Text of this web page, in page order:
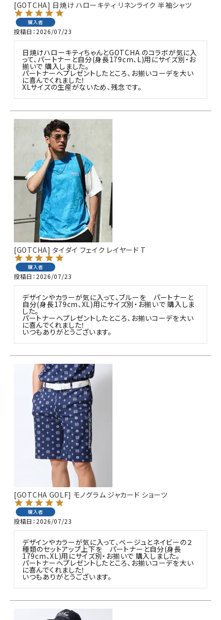
[GOTCHA] 日焼け ハローキティ リネンライク 半袖シャツ
購入者
投稿日 2026/07/23
日焼けハローキティちゃんとGOTCHA のコラボが気に入
って、パートナーと自分(身長179cm、L)用にサイズ別・お
揃いで 購入しました。
パートナーへプレゼントしたところ、お揃いコーデを大い
に喜んでくれました！
XLサイズの生産がないため、残念です。
[GOTCHA] タイダイ フェイク レイヤード T
購入者
投稿日 2026/07/23
デザインやカラーが気に入って、ブルーを　パートナーと
自分(身長179cm、XL)用にサイズ別・お揃いで 購入しま
した。
パートナーへプレゼントしたところ、お揃いコーデを大い
に喜んでくれました！
いつもありがとうございます。
[GOTCHA GOLF] モノグラム ジャカード ショーツ
購入者
投稿日 2026/07/23
デザインやカラーが気に入って、ベージュとネイビーの２
種類のセットアップ上下を　パートナーと自分(身長
179cm、XL)用にサイズ別・お揃いで 購入しました。
パートナーへプレゼントしたところ、お揃いコーデを大い
に喜んでくれました！
いつもありがとうございます。